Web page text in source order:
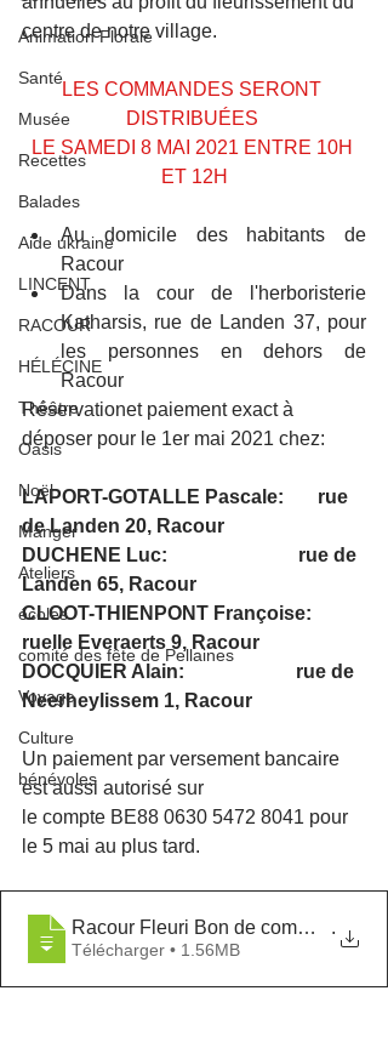
Animation Florale
Santé
Musée
Recettes
Balades
Aide ukraine
LINCENT
RACOUR
HÉLÉCINE
Théâtre
Oasis
Noël
Manger
Ateliers
écoles
comité des fête de Pellaines
Voyage
Culture
bénévoles
centre de notre village.
LES COMMANDES SERONT
DISTRIBUÉES
LE SAMEDI 8 MAI 2021 ENTRE 10H
ET 12H
Au domicile des habitants de
Racour
Dans la cour de l'herboristerie
Katharsis, rue de Landen 37, pour
les personnes en dehors de
Racour
Réservationet paiement exact à
déposer pour le 1er mai 2021 chez:
LAPORT-GOTALLE Pascale:       rue
de Landen 20, Racour
DUCHENE Luc:                           rue de
Landen 65, Racour
CLOOT-THIENPONT Françoise:
ruelle Everaerts 9, Racour
DOCQUIER Alain:                       rue de
Neerheylissem 1, Racour
Un paiement par versement bancaire
est aussi autorisé sur
le compte BE88 0630 5472 8041 pour
le 5 mai au plus tard.
Racour Fleuri Bon de commande
.
Télécharger • 1.56MB